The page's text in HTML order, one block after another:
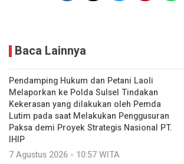
Baca Lainnya
Pendamping Hukum dan Petani Laoli
Melaporkan ke Polda Sulsel Tindakan
Kekerasan yang dilakukan oleh Pemda
Lutim pada saat Melakukan Penggusuran
Paksa demi Proyek Strategis Nasional PT.
IHIP
7 Agustus 2026 - 10:57 WITA